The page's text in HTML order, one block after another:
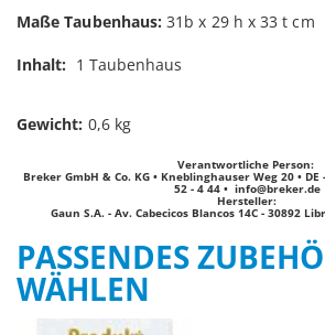
Maße Taubenhaus:31b x 29 h x 33 t cm
Inhalt: 1 Taubenhaus
Gewicht: 0,6 kg
Verantwortliche Person:
Breker GmbH & Co. KG • Kneblinghauser Weg 20 •
52 - 4 44 • info@breker.de
Hersteller:
Gaun S.A. - Av. Cabecicos Blancos 14C - 30892
PASSENDES
WÄHLEN